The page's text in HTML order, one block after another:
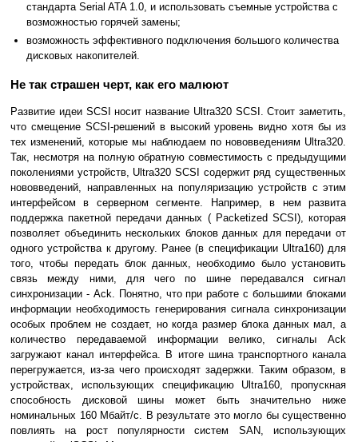
стандарта Serial ATA 1.0, и использовать съемные устройства с
возможностью горячей замены;
возможность эффективного подключения большого количества
дисковых накопителей.
Не так страшен черт, как его малюют
Развитие идеи SCSI носит название Ultra320 SCSI. Стоит заметить,
что смещение SCSI-решений в высокий уровень видно хотя бы из
тех изменений, которые мы наблюдаем по нововведениям Ultra320.
Так, несмотря на полную обратную совместимость с предыдущими
поколениями устройств, Ultra320 SCSI содержит ряд существенных
нововведений, направленных на популяризацию устройств с этим
интерфейсом в серверном сегменте. Например, в нем развита
поддержка пакетной передачи данных ( Packetized SCSI), которая
позволяет объединить нескольких блоков данных для передачи от
одного устройства к другому. Ранее (в спецификации Ultra160) для
того, чтобы передать блок данных, необходимо было установить
связь между ними, для чего по шине передавался сигнал
синхронизации - Ack. Понятно, что при работе с большими блоками
информации необходимость генерирования сигнала синхронизации
особых проблем не создает, но когда размер блока данных мал, а
количество передаваемой информации велико, сигналы Ack
загружают канал интерфейса. В итоге шина транспортного канала
перегружается, из-за чего происходят задержки. Таким образом, в
устройствах, использующих спецификацию Ultra160, пропускная
способность дисковой шины может быть значительно ниже
номинальных 160 Мбайт/с. В результате это могло бы существенно
повлиять на рост популярности систем SAN, использующих